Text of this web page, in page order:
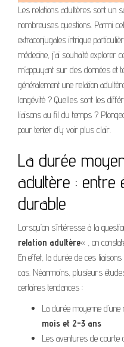
Les relations adultères sont un
nombreuses questions. Parmi
extraconjugales intrigue
médecine, j’ai souhaité explorer
m’appuyant sur des données et
généralement une relation
longévité ? Quelles sont les
liaisons au fil du temps ?
pour tenter d’y voir plus clair.
La durée
adultère : entre
durable
Lorsqu’on s’intéresse à la
relation adultère« , on
En effet, la durée de ces
cas. Néanmoins, plusieurs
certaines tendances :
La durée moyenne
mois et 2-3 ans
Les aventures de courte